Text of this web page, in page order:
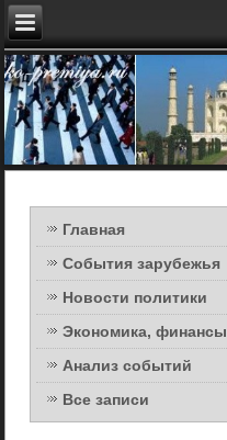
Главная
События зарубежья
Новости политики
Экономика, финансы
Анализ событий
Все записи